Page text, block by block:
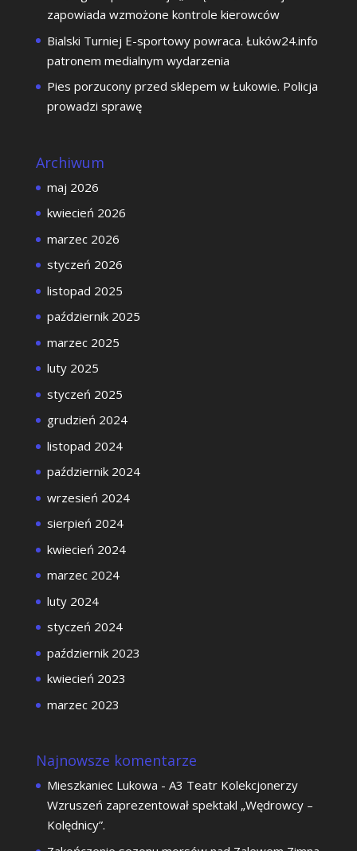
zapowiada wzmożone kontrole kierowców
Bialski Turniej E-sportowy powraca. Łuków24.info
patronem medialnym wydarzenia
Pies porzucony przed sklepem w Łukowie. Policja
prowadzi sprawę
Archiwum
maj 2026
kwiecień 2026
marzec 2026
styczeń 2026
listopad 2025
październik 2025
marzec 2025
luty 2025
styczeń 2025
grudzień 2024
listopad 2024
październik 2024
wrzesień 2024
sierpień 2024
kwiecień 2024
marzec 2024
luty 2024
styczeń 2024
październik 2023
kwiecień 2023
marzec 2023
Najnowsze komentarze
Mieszkaniec Lukowa - A3 Teatr Kolekcjonerzy
Wzruszeń zaprezentował spektakl „Wędrowcy –
Kolędnicy”.